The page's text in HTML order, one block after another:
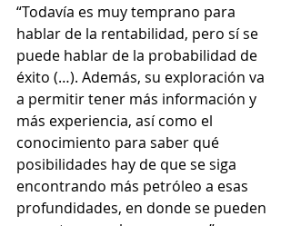
“Todavía es muy temprano para
hablar de la rentabilidad, pero sí se
puede hablar de la probabilidad de
éxito (…). Además, su exploración va
a permitir tener más información y
más experiencia, así como el
conocimiento para saber qué
posibilidades hay de que se siga
encontrando más petróleo a esas
profundidades, en donde se pueden